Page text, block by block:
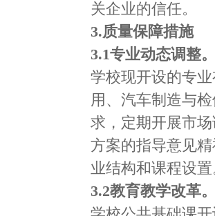
关企业的信任。
3.质量保障措施
3.1专业动态调整
学校现开设的专
用、汽车制造与
求，定期开展市
方案的指导意见
业结构和课程设
3.2教育教学改革